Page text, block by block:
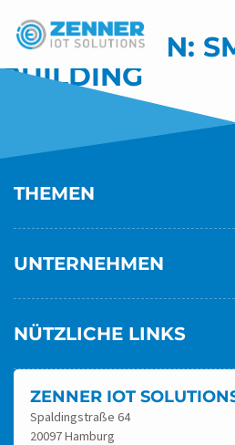
KATEGORIEN:
BUILDING
THEMEN
UNTERNEHMEN
NÜTZLICHE LINKS
ZENNER IOT
Spaldingstraße 64
20097 Hamburg